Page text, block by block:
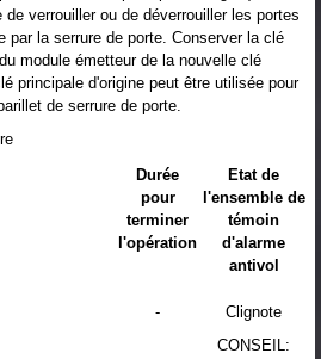
verrouiller ou de déverrouiller les portes
par la serrure de porte. Conserver la clé
module émetteur de la nouvelle clé
principale d'origine peut être utilisée pour
de serrure de porte.
Durée
pour
terminer
l'opération
Etat de
l'ensemble de
témoin
d'alarme
antivol
-
Clignote
CONSEIL: